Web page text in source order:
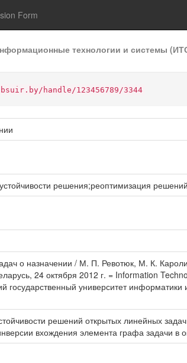
Form
технологии и системы
handle/123456789/3344
решения;реоптимизация решений
о назначении / М. П. Ревотюк, М. К.
24 октября 2012 г. = Information
государственный университет
решений открытых линейных
вхождения элемента графа задачи в